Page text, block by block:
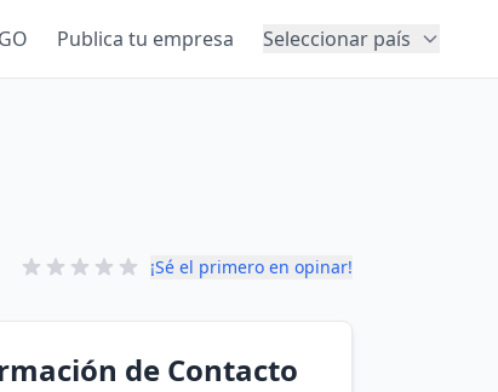
Publica tu empresa Seleccionar país
¡Sé el primero en opinar!
de Contacto